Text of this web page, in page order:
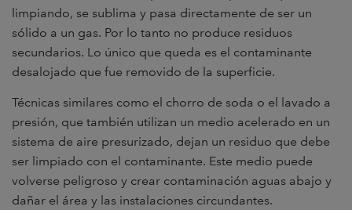
limpiando, se sublima y pasa directamente de ser un
sólido a un gas. Por lo tanto no produce residuos
secundarios. Lo único que queda es el contaminante
desalojado que fue removido de la superficie.
Técnicas similares como el chorro de soda o el lavado a
presión, que también utilizan un medio acelerado en un
sistema de aire presurizado, dejan un residuo que debe
ser limpiado con el contaminante. Este medio puede
volverse peligroso y crear contaminación aguas abajo y
dañar el área y las instalaciones circundantes.